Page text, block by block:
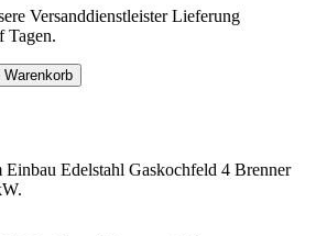
Versanddienstleister Lieferung
Tagen.
Warenkorb
Edelstahl Gaskochfeld 4 Brenner